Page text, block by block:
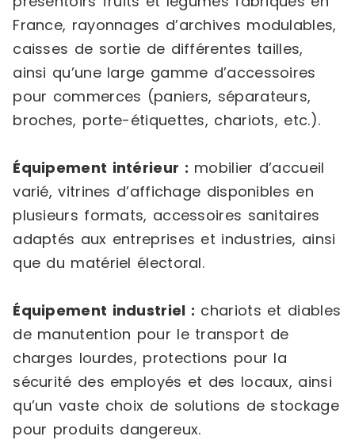
France, rayonnages d’archives modulables,
caisses de sortie de différentes tailles,
ainsi qu’une large gamme d’accessoires
pour commerces (paniers, séparateurs,
broches, porte-étiquettes, chariots, etc.).
Équipement intérieur : mobilier d’accueil
varié, vitrines d’affichage disponibles en
plusieurs formats, accessoires sanitaires
adaptés aux entreprises et industries, ainsi
que du matériel électoral.
Équipement industriel : chariots et diables
de manutention pour le transport de
charges lourdes, protections pour la
sécurité des employés et des locaux, ainsi
qu’un vaste choix de solutions de stockage
pour produits dangereux.